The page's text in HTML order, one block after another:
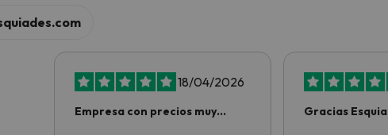
18/04/2026
Empresa con precios muy
Gracias